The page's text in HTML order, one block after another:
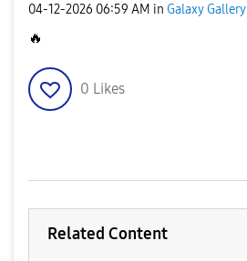
‎04-12-2026 06:59 AM in Galaxy Gallery
🔥
0 Likes
Related Content